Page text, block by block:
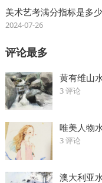
美术艺考满分指标是多
2024-07-26
评论最多
黄有维山
3 评论
唯美人物
3 评论
澳大利亚